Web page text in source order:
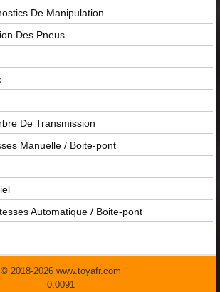
De Manipulation
Des Pneus
De Transmission
Manuelle / Boite-pont
Automatique / Boite-pont
© 2018-2026 www.toyafr.com
0.0091